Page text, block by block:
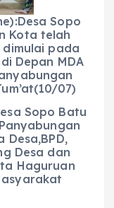
Sopo
Kota telah
dimulai pada
Depan MDA
07)
Sopo Batu
Desa,BPD,
Desa dan
Haguruan